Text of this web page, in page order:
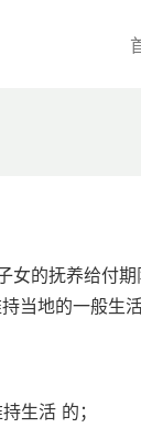
的抚养给付
当地的一般生
生活 的；